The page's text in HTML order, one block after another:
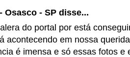
Osasco - SP disse...
do portal por está
acontecendo em nossa
é imensa e só essas fotos